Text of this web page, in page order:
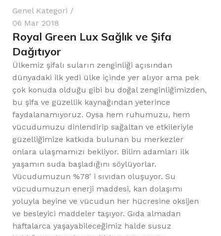
Genel Kategori
06 Mar 2018
Royal Green Lux Sağlık ve Şifa
Dağıtıyor
Ülkemiz şifalı suların zenginliği açısından
dünyadaki ilk yedi ülke içinde yer alıyor ama pek
çok konuda olduğu gibi bu doğal zenginliğimizden,
bu şifa ve güzellik kaynağından yeterince
faydalanamıyoruz. Oysa hem ruhumuzu, hem
vücudumuzu dinlendirip sağaltan ve etkileriyle
güzelliğimize katkıda bulunan bu merkezler
onlara ulaşmamızı bekliyor. Bilim adamları ilk
yaşamın suda başladığını söylüyorlar.
Vücudumuzun %78' i sıvıdan oluşuyor. Su
vücudumuzun enerji maddesi, kan dolaşımı
yoluyla beyine ve vücudun her hücresine oksijen
ve besleyici maddeler taşıyor. Gıda almadan
haftalarca yaşayabileceğimiz halde susuz